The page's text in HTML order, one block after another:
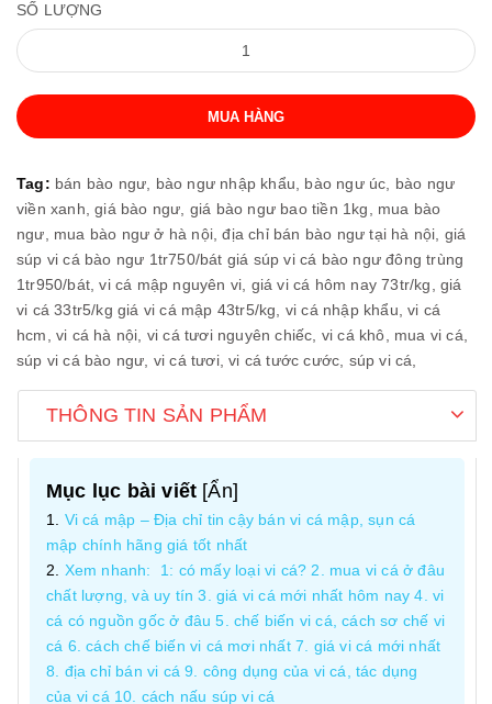
SỐ LƯỢNG
MUA HÀNG
Tag: bán bào ngư, bào ngư nhập khẩu, bào ngư úc, bào ngư
viền xanh,giá bào ngư, giá bào ngư bao tiền 1kg, mua bào
ngư, mua bào ngư ở hà nội,địa chỉ bán bào ngư tại hà nội, giá
súp vi cá bào ngư 1tr750/bát giá súp vi cá bào ngư đông trùng
1tr950/bát,vi cá mập nguyên vi, giá vi cá hôm nay 73tr/kg,giá
vi cá 33tr5/kg giá vi cá mập 43tr5/kg, vi cá nhập khẩu,vi cá
hcm, vi cá hà nội, vi cá tươi nguyên chiếc, vi cá khô, mua vi cá,
súp vi cá bào ngư, vi cá tươi,vi cá tước cước, súp vi cá,
THÔNG TIN SẢN PHẨM
Mục lục bài viết [Ẩn]
Vi cá mập – Địa chỉ tin cậy bán vi cá mập, sụn cá
mập chính hãng giá tốt nhất
Xem nhanh: 1: có mấy loại vi cá? 2. mua vi cá ở đâu
chất lượng, và uy tín 3. giá vi cá mới nhất hôm nay 4. vi
cá có nguồn gốc ở đâu 5. chế biến vi cá, cách sơ chế vi
cá 6. cách chế biến vi cá mơi nhất 7. giá vi cá mới nhất
8. địa chỉ bán vi cá 9. công dụng của vi cá, tác dụng
của vi cá 10. cách nấu súp vi cá